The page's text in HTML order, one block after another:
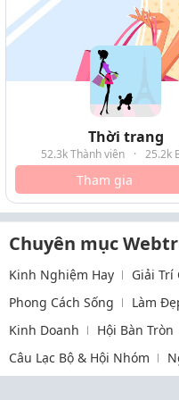
Thời trang
52.3k Thành viên · 25.2k
Tham gia
Chuyên mục
Kinh Nghiệm Hay Giải Trí
Phong Cách Sống
Làm
Kinh Doanh
Hội Bàn Tròn
Câu Lạc Bộ & Hội Nhóm